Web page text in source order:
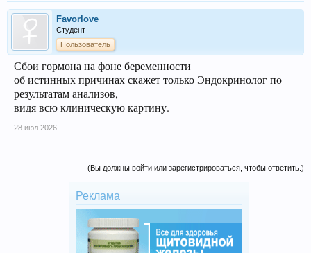
Favorlove
Студент
Пользователь
Сбои гормона на фоне беременности
об истинных причинах скажет только Эндокринолог по
результатам анализов,
видя всю клиническую картину.
28 июл 2026
(Вы должны войти или зарегистрироваться, чтобы ответить.)
Реклама